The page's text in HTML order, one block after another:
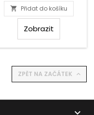
 Přidat do košíku
Zobrazit
ZPĚT NA ZAČÁTEK 